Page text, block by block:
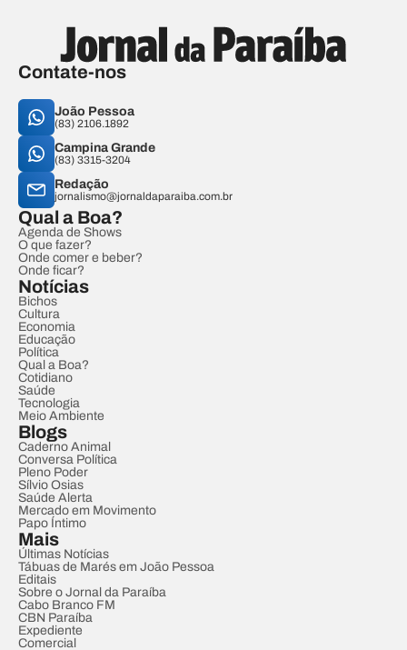
Contate-nos
João Pessoa
(83) 2106.1892
Campina Grande
(83) 3315-3204
Redação
jornalismo@jornaldaparaiba.com.br
Qual a Boa?
Agenda de Shows
O que fazer?
Onde comer e beber?
Onde ficar?
Notícias
Bichos
Cultura
Economia
Educação
Política
Qual a Boa?
Cotidiano
Saúde
Tecnologia
Meio Ambiente
Blogs
Caderno Animal
Conversa Política
Pleno Poder
Sílvio Osias
Saúde Alerta
Mercado em Movimento
Papo Íntimo
Mais
Últimas Notícias
Tábuas de Marés em João Pessoa
Editais
Sobre o Jornal da Paraíba
Cabo Branco FM
CBN Paraíba
Expediente
Comercial